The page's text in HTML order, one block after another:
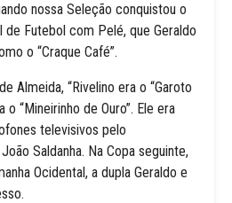
nossa Seleção conquistou o
de Futebol com Pelé, que Geraldo
o “Craque Café”.
Almeida, “Rivelino era o “Garoto
“Mineirinho de Ouro”. Ele era
televisivos pelo
Saldanha. Na Copa seguinte,
Ocidental, a dupla Geraldo e